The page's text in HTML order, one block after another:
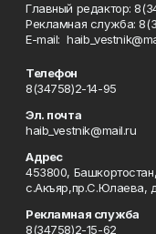
Главный редактор:
Рекламная служба:
Е-mаil:
Телефон
8(34758)2-14-95
Эл. почта
haib_vestnik@mail.ru
Адрес
453800,
с.Акъяр,пр.С.Юлаева,
Рекламная служба
8(34758)2-15-62